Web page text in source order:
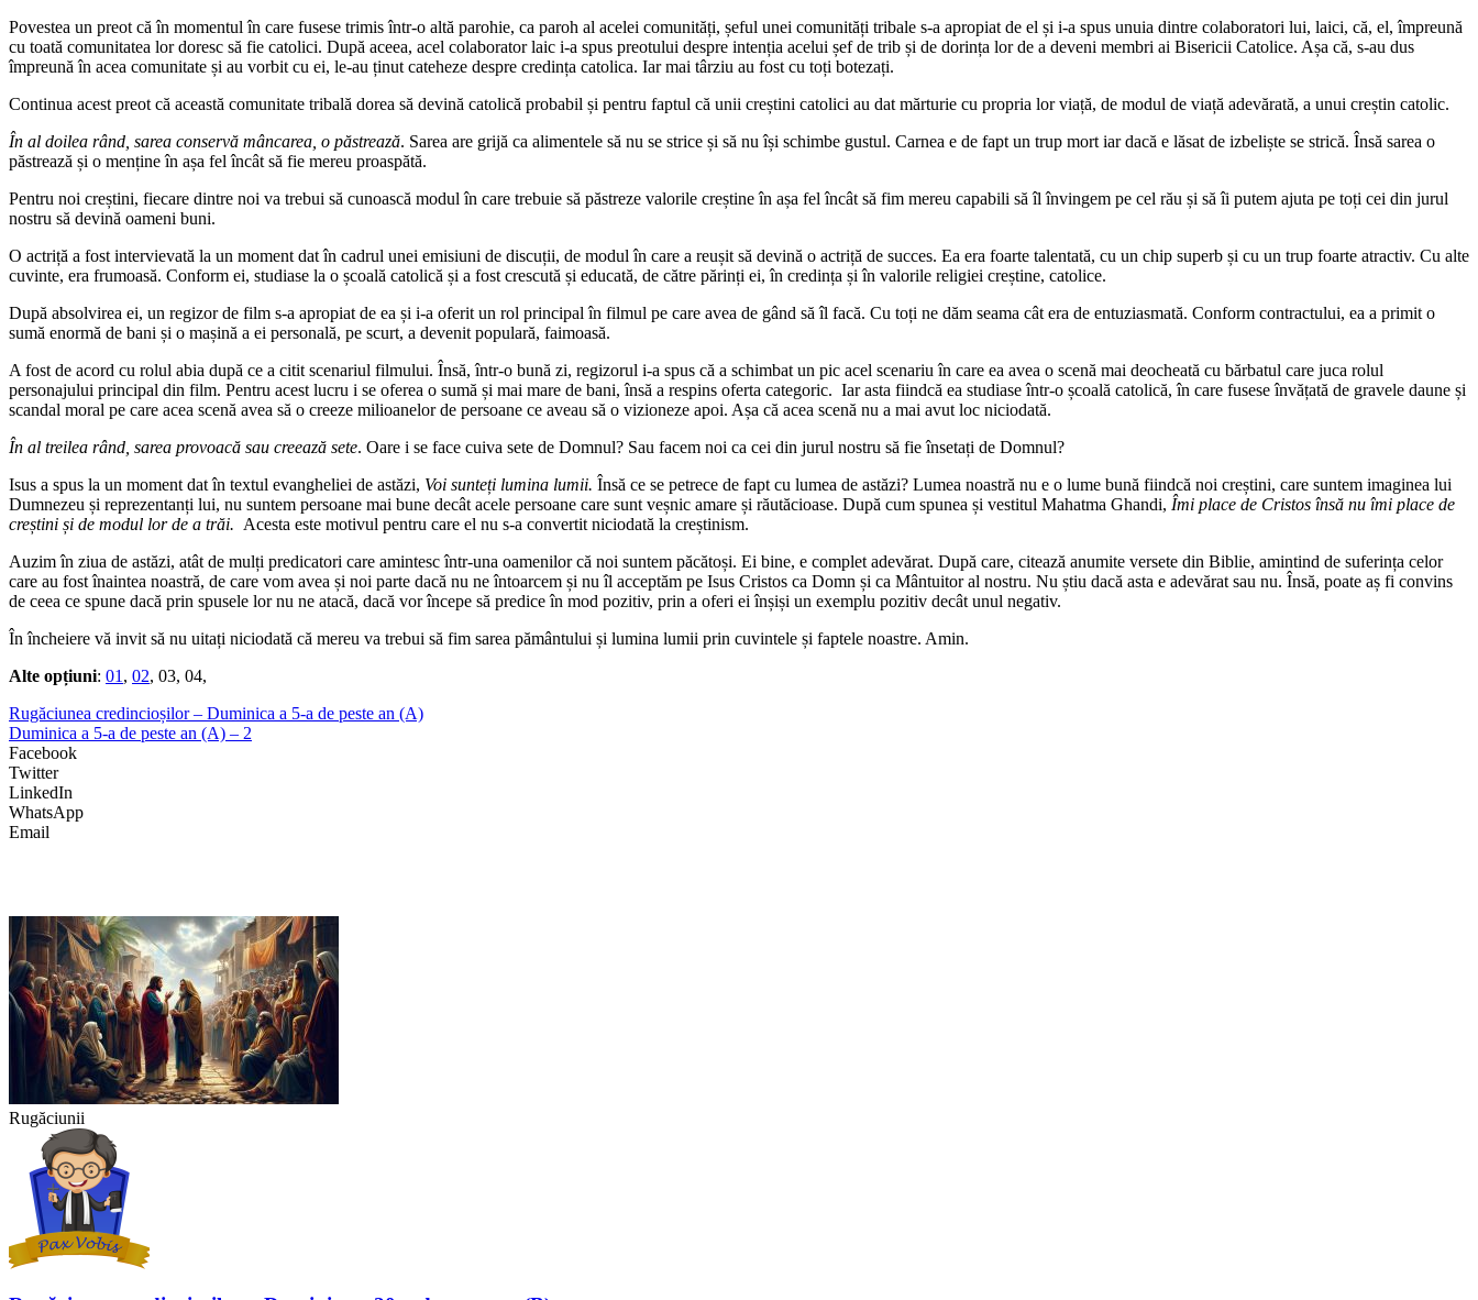
Povestea un preot că în momentul în care fusese trimis într-o altă parohie, ca paroh al acelei comunități, șeful unei comunități tribale s-a apropiat de el și i-a spus unuia dintre colaboratori lui, laici, că, el, împreună
cu toată comunitatea lor doresc să fie catolici. După aceea, acel colaborator laic i-a spus preotului despre intenția acelui șef de trib și de dorința lor de a deveni membri ai Bisericii Catolice. Așa că, s-au dus
împreună în acea comunitate și au vorbit cu ei, le-au ținut cateheze despre credința catolica. Iar mai târziu au fost cu toți botezați.
Continua acest preot că această comunitate tribală dorea să devină catolică probabil și pentru faptul că unii creștini catolici au dat mărturie cu propria lor viață, de modul de viață adevărată, a unui creștin catolic.
În al doilea rând, sarea conservă mâncarea, o păstrează. Sarea are grijă ca alimentele să nu se strice și să nu își schimbe gustul. Carnea e de fapt un trup mort iar dacă e lăsat de izbeliște se strică. Însă sarea o
păstrează și o menține în așa fel încât să fie mereu proaspătă.
Pentru noi creștini, fiecare dintre noi va trebui să cunoască modul în care trebuie să păstreze valorile creștine în așa fel încât să fim mereu capabili să îl învingem pe cel rău și să îi putem ajuta pe toți cei din jurul
nostru să devină oameni buni.
O actriță a fost intervievată la un moment dat în cadrul unei emisiuni de discuții, de modul în care a reușit să devină o actriță de succes. Ea era foarte talentată, cu un chip superb și cu un trup foarte atractiv. Cu alte
cuvinte, era frumoasă. Conform ei, studiase la o școală catolică și a fost crescută și educată, de către părinți ei, în credința și în valorile religiei creștine, catolice.
După absolvirea ei, un regizor de film s-a apropiat de ea și i-a oferit un rol principal în filmul pe care avea de gând să îl facă. Cu toți ne dăm seama cât era de entuziasmată. Conform contractului, ea a primit o
sumă enormă de bani și o mașină a ei personală, pe scurt, a devenit populară, faimoasă.
A fost de acord cu rolul abia după ce a citit scenariul filmului. Însă, într-o bună zi, regizorul i-a spus că a schimbat un pic acel scenariu în care ea avea o scenă mai deocheată cu bărbatul care juca rolul
personajului principal din film. Pentru acest lucru i se oferea o sumă și mai mare de bani, însă a respins oferta categoric. Iar asta fiindcă ea studiase într-o școală catolică, în care fusese învățată de gravele daune și
scandal moral pe care acea scenă avea să o creeze milioanelor de persoane ce aveau să o vizioneze apoi. Așa că acea scenă nu a mai avut loc niciodată.
În al treilea rând, sarea provoacă sau creează sete. Oare i se face cuiva sete de Domnul? Sau facem noi ca cei din jurul nostru să fie însetați de Domnul?
Isus a spus la un moment dat în textul evangheliei de astăzi, Voi sunteți lumina lumii. Însă ce se petrece de fapt cu lumea de astăzi? Lumea noastră nu e o lume bună fiindcă noi creștini, care suntem imaginea lui
Dumnezeu și reprezentanți lui, nu suntem persoane mai bune decât acele persoane care sunt veșnic amare și răutăcioase. După cum spunea și vestitul Mahatma Ghandi, Îmi place de Cristos însă nu îmi place de
creștini și de modul lor de a trăi. Acesta este motivul pentru care el nu s-a convertit niciodată la creștinism.
Auzim în ziua de astăzi, atât de mulți predicatori care amintesc într-una oamenilor că noi suntem păcătoși. Ei bine, e complet adevărat. După care, citează anumite versete din Biblie, amintind de suferința celor
care au fost înaintea noastră, de care vom avea și noi parte dacă nu ne întoarcem și nu îl acceptăm pe Isus Cristos ca Domn și ca Mântuitor al nostru. Nu știu dacă asta e adevărat sau nu. Însă, poate aș fi convins
de ceea ce spune dacă prin spusele lor nu ne atacă, dacă vor începe să predice în mod pozitiv, prin a oferi ei înșiși un exemplu pozitiv decât unul negativ.
În încheiere vă invit să nu uitați niciodată că mereu va trebui să fim sarea pământului și lumina lumii prin cuvintele și faptele noastre. Amin.
Alte opțiuni: 01 , 02, 03, 04,
Rugăciunea credincioșilor – Duminica a 5-a de peste an (A)
Duminica a 5-a de peste an (A) – 2
Facebook
Twitter
LinkedIn
WhatsApp
Email
Rugăciunii